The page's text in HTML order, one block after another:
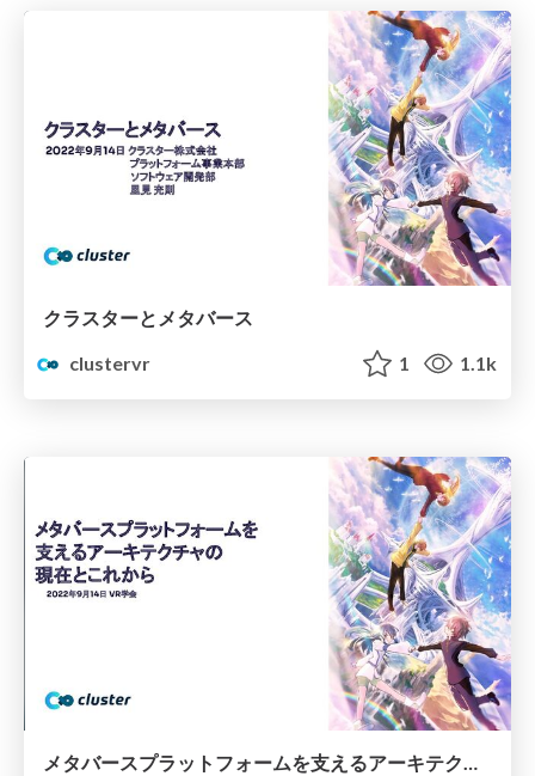
クラスターとメタバース
clustervr
1 1.1k
メタバースプラットフォームを支えるアーキテクチャの現在とこれから